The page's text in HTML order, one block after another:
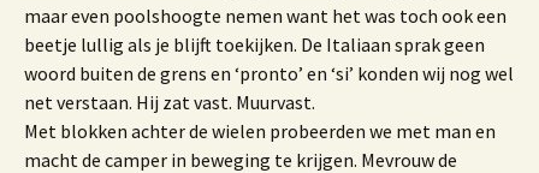
maar even poolshoogte nemen want het was toch ook een
beetje lullig als je blijft toekijken. De Italiaan sprak geen
woord buiten de grens en ‘pronto’ en ‘si’ konden wij nog wel
net verstaan. Hij zat vast. Muurvast.
Met blokken achter de wielen probeerden we met man en
macht de camper in beweging te krijgen. Mevrouw de